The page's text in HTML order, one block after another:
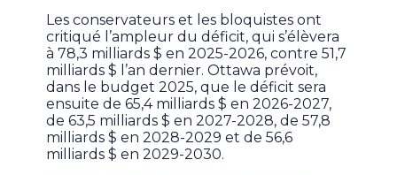
Les conservateurs et les bloquistes ont
critiqué l’ampleur du déficit, qui s’élèvera
à 78,3 milliards $ en 2025-2026, contre 51,7
milliards $ l’an dernier. Ottawa prévoit,
dans le budget 2025, que le déficit sera
ensuite de 65,4 milliards $ en 2026-2027,
de 63,5 milliards $ en 2027-2028, de 57,8
milliards $ en 2028-2029 et de 56,6
milliards $ en 2029-2030.